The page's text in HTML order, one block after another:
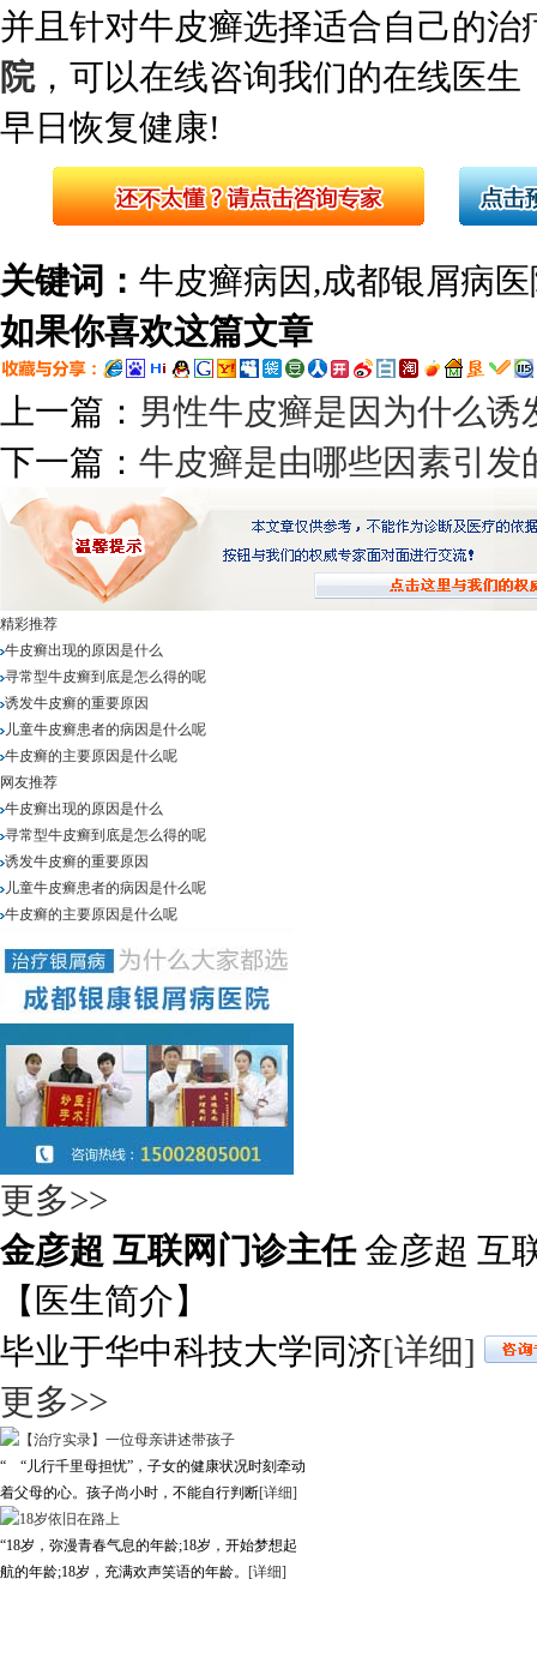
并且针对牛皮癣选择适合自己的治
院，可以在线咨询我们的在线医
早日恢复健康!
关键词： 牛皮癣病因,成都银屑病
如果你喜欢这篇文章
上一篇： 男性牛皮癣是因为什么诱
下一篇： 牛皮癣是由哪些因素引发
精彩推荐
牛皮癣出现的原因是什么
寻常型牛皮癣到底是怎么得的呢
诱发牛皮癣的重要原因
儿童牛皮癣患者的病因是什么呢
牛皮癣的主要原因是什么呢
网友推荐
牛皮癣出现的原因是什么
寻常型牛皮癣到底是怎么得的呢
诱发牛皮癣的重要原因
儿童牛皮癣患者的病因是什么呢
牛皮癣的主要原因是什么呢
更多>>
金彦超 互联网门诊主任金彦超 互
【医生简介】
毕业于华中科技大学同济[详细]
更多>>
“ “儿行千里母担忧”，子女的健康状况时刻牵动
着父母的心。孩子尚小时，不能自行判断[详细]
“18岁，弥漫青春气息的年龄;18岁，开始梦想起
航的年龄;18岁，充满欢声笑语的年龄。 [详细]